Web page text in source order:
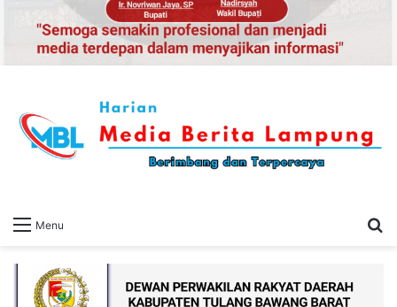
Menu